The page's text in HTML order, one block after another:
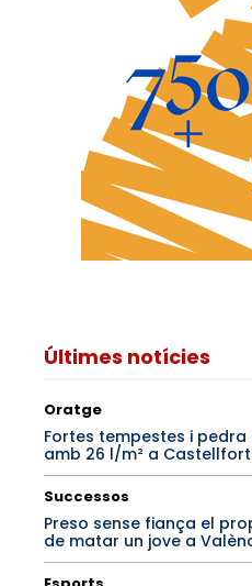
Últimes notícies
Oratge
Fortes tempestes i pedra
amb 26 l/m² a
Successos
Preso sense fiança el
de matar un jove a